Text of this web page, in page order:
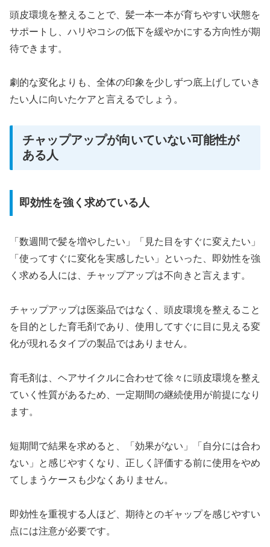
頭皮環境を整えることで、髪一本一本が育ちやすい状態を
サポートし、ハリやコシの低下を緩やかにする方向性が期
待できます。
劇的な変化よりも、全体の印象を少しずつ底上げしていき
たい人に向いたケアと言えるでしょう。
チャップアップが向いていない可能性が
ある人
即効性を強く求めている人
「数週間で髪を増やしたい」「見た目をすぐに変えたい」
「使ってすぐに変化を実感したい」といった、即効性を強
く求める人には、チャップアップは不向きと言えます。
チャップアップは医薬品ではなく、頭皮環境を整えること
を目的とした育毛剤であり、使用してすぐに目に見える変
化が現れるタイプの製品ではありません。
育毛剤は、ヘアサイクルに合わせて徐々に頭皮環境を整え
ていく性質があるため、一定期間の継続使用が前提になり
ます。
短期間で結果を求めると、「効果がない」「自分には合わ
ない」と感じやすくなり、正しく評価する前に使用をやめ
てしまうケースも少なくありません。
即効性を重視する人ほど、期待とのギャップを感じやすい
点には注意が必要です。